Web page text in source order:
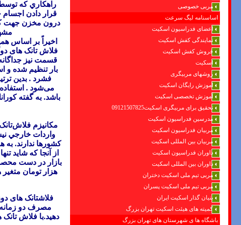
مربی خصوصی
اساسنامه لیگ سرعت
اعضای فدراسیون اسکیت
نمایندگی کفش اسکیت
فروش کفش اسکیت
اسکیت
روشهای مربیگری
اموزش رایگان اسکیت
آموزش تخصصی اسکیت
تحقیق برای مربیگری اسکیت09121507825
مدرسین فدراسیون اسکیت
مربیان فدراسیون اسکیت
مربیان بین المللی اسکیت
داوران فدراسیون اسکیت
داوران بین المللی اسکیت
مربی تیم ملی اسکیت دختران
مربی تیم ملی اسکیت پسران
بنیان گذار اسکیت ایران
کمیته های هیئت اسکیت تهران بزرگ
باشگاه ها ی شهرستان های تهران بزرگ
راهكاري كه
قرار دادن
درون مخزن جهت
اخیراً بر اساس
فلاش تانک های
قسمت نیز
بار تنظیم شده و
فشرد . بدین
باشد.
مكانيزم
واردات خارجي
كشورها ندارند.
فلاشتانک های
مصرف دو زمانه
دهید.با فلاش